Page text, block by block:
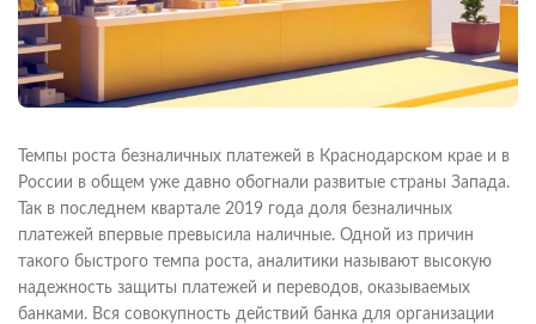
Темпы роста безналичных платежей в Краснодарском крае и в
России в общем уже давно обогнали развитые страны Запада.
Так в последнем квартале 2019 года доля безналичных
платежей впервые превысила наличные. Одной из причин
такого быстрого темпа роста, аналитики называют высокую
надежность защиты платежей и переводов, оказываемых
банками. Вся совокупность действий банка для организации